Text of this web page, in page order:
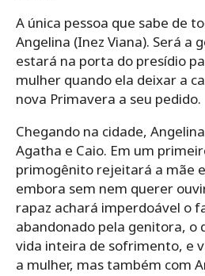
A única pessoa que sabe de
Angelina (Inez Viana). Será a
estará na porta do presídio
mulher quando ela deixar a
nova Primavera a seu pedido.
Chegando na cidade,
Agatha e Caio. Em um
primogênito rejeitará a mãe
embora sem nem querer
rapaz achará imperdoável o
abandonado pela genitora, o
vida inteira de sofrimento, e
a mulher, mas também com